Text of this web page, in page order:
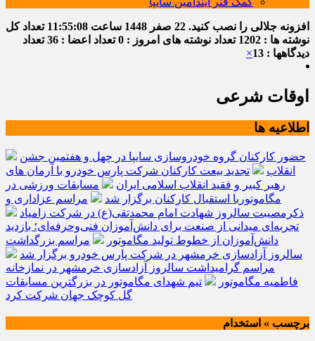
افزونه جلالی را نصب کنید. 22 صفر 1448 ساعت 11:55:08 تعداد کل
نوشته ها : 1202
تعداد نوشته های امروز : 0 تعداد اعضا : 36
تعداد
دیدگاهها : 13
×
اوقات شرعی
اطلاعیه ها
حضور کارکنان گروه خودروسازی سایپا در چهل و هفتمین جشن
انقلاب
تجدید بیعت کارکنان شرکت پارس خودرو با آرمان های
رهبر کبیر و فقید انقلاب اسلامی ایران
مسابقات ورزشی در
مگاموتوربا استقبال کارکنان برگزار شد
مراسم عزاداری و
ذکرمصیبت سالروز شهادت امام محمدتقی(ع) در شرکت زامیاد
تجربه‌ای میدانی از صنعت برای دانش‌آموزان فنی‌وحرفه‌ای؛ بازدید
دانش‌آموزان از خطوط تولید مگاموتور
مراسم بزرگداشت
سالروز آزادسازی خرمشهر در شرکت پارس خودرو برگزار شد
مراسم گرامیداشت سالروز آزادسازی خرمشهر در نمازخانه
فاطمیه مگاموتور
تیم شهدای مگاموتور در بزرگترین مسابقات
گل کوچک جهان شرکت کرد
برچسب » استخدام